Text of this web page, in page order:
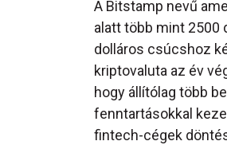
A Bitstamp nevű
alatt több mint 2500
dolláros csúcshoz
kriptovaluta az év
hogy állítólag több
fenntartásokkal
fintech-cégek